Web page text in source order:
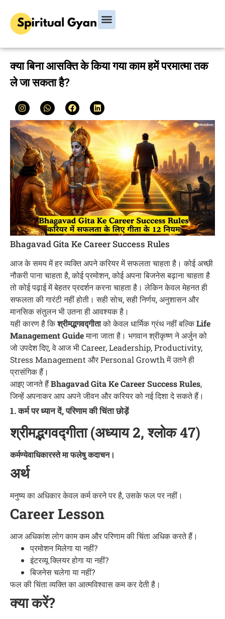
क्या बिना आसक्ति के किया गया काम हमें परमात्मा तक
ले जा सकता है?
Bhagavad Gita Ke Career Success Rules
आज के समय में हर व्यक्ति अपने करियर में सफलता चाहता है। कोई अच्छी
नौकरी पाना चाहता है, कोई प्रमोशन, कोई अपना बिजनेस बढ़ाना चाहता है
तो कोई पढ़ाई में बेहतर प्रदर्शन करना चाहता है। लेकिन केवल मेहनत ही
सफलता की गारंटी नहीं होती। सही सोच, सही निर्णय, अनुशासन और
मानसिक संतुलन भी उतना ही आवश्यक है।
यही कारण है किश्रीमद्भगवद्गीताको केवल धार्मिक ग्रंथ नहीं बल्किLife
Management Guideमाना जाता है। भगवान श्रीकृष्ण ने अर्जुन को
जो उपदेश दिए, वे आज भी Career, Leadership, Productivity,
Stress Management और Personal Growth में उतने ही
प्रासंगिक हैं।
आइए जानते हैंBhagavad Gita Ke Career Success Rules,
जिन्हें अपनाकर आप अपने जीवन और करियर को नई दिशा दे सकते हैं।
1. कर्म पर ध्यान दें, परिणाम की चिंता छोड़ें
श्रीमद्भगवद्गीता (अध्याय 2, श्लोक 47)
कर्मण्येवाधिकारस्ते मा फलेषु कदाचन।
अर्थ
मनुष्य का अधिकार केवल कर्म करने पर है, उसके फल पर नहीं।
Career Lesson
आज अधिकांश लोग काम कम और परिणाम की चिंता अधिक करते हैं।
प्रमोशन मिलेगा या नहीं?
इंटरव्यू क्लियर होगा या नहीं?
बिजनेस चलेगा या नहीं?
फल की चिंता व्यक्ति का आत्मविश्वास कम कर देती है।
क्या करें?